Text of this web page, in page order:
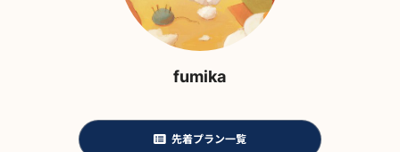
fumika
先着プラン一覧